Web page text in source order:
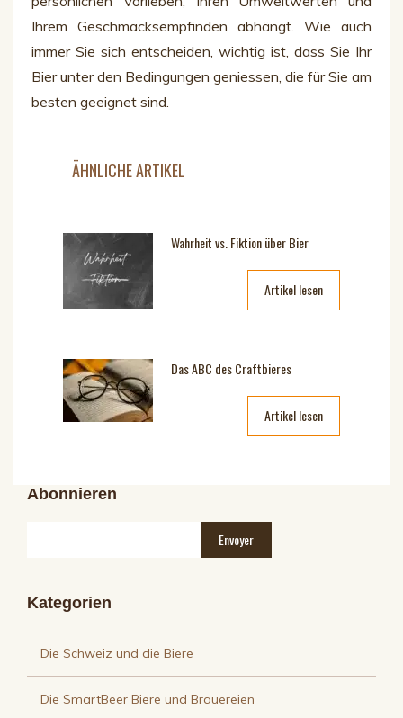
Ihrem Geschmacksempfinden abhängt. Wie auch
immer Sie sich entscheiden, wichtig ist, dass Sie Ihr
Bier unter den Bedingungen geniessen, die für Sie am
besten geeignet sind.
ÄHNLICHE ARTIKEL
Wahrheit vs. Fiktion über Bier
Artikel lesen
Das ABC des Craftbieres
Artikel lesen
Abonnieren
Kategorien
Die Schweiz und die Biere
Die SmartBeer Biere und Brauereien